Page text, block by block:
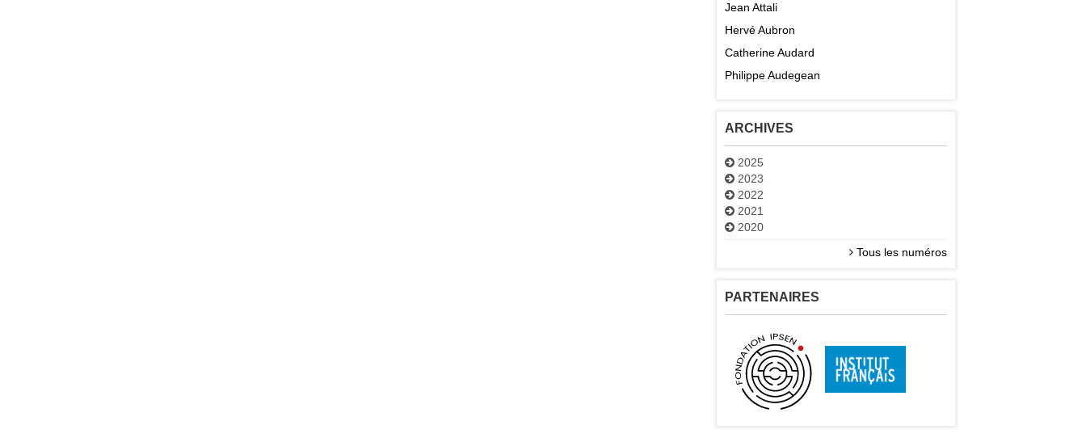
Jean Attali
Hervé Aubron
Catherine Audard
Philippe Audegean
ARCHIVES
2025
2023
2022
2021
2020
Tous les numéros
PARTENAIRES